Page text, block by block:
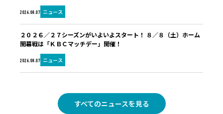
2026.08.07 ニュース
2026.08.07 ニュース
２０２６／２７シーズンがいよいよスタート！ ８／８（土）ホーム
開幕戦は「ＫＢＣマッチデー」開催！
すべてのニュースを見る